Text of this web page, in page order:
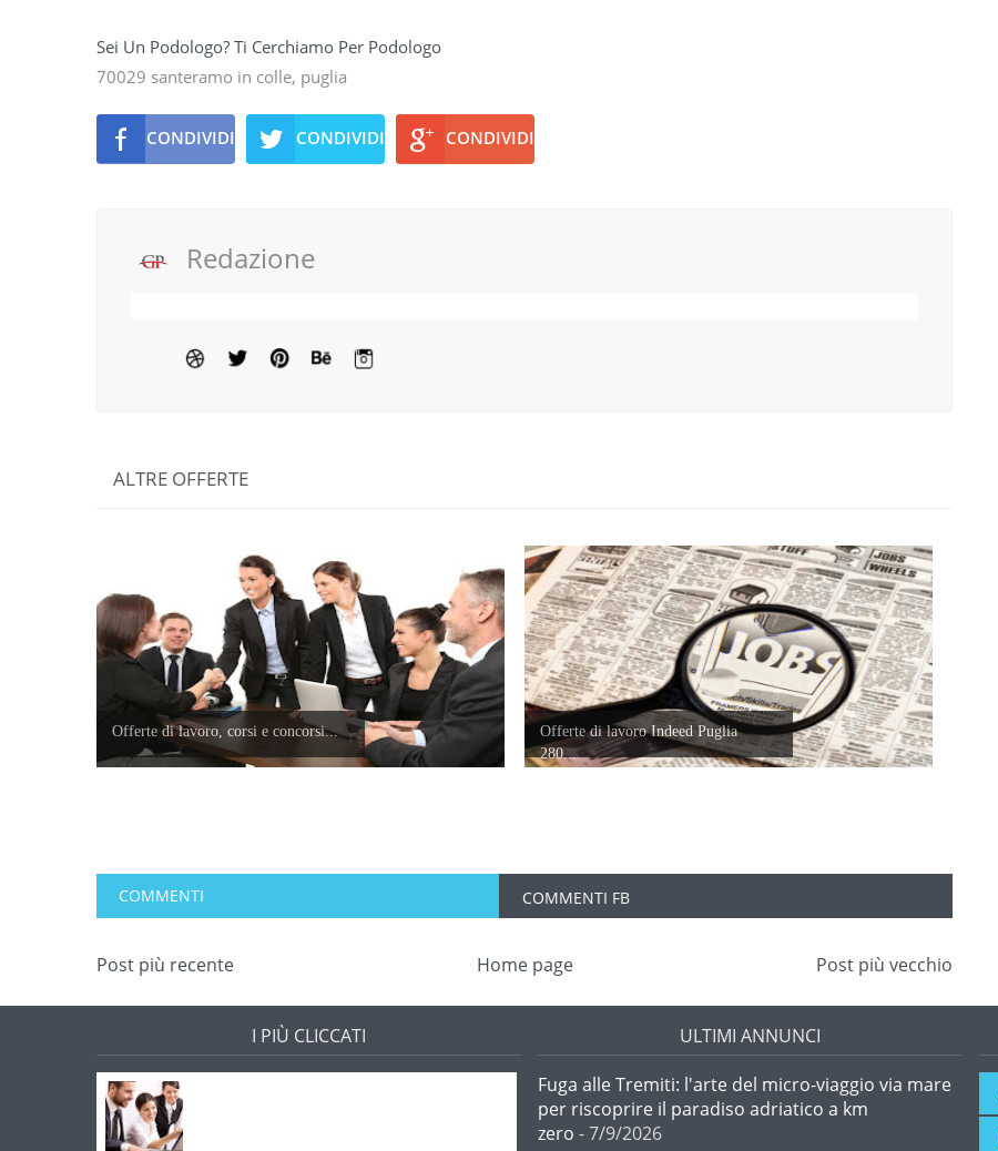
Sei Un Podologo? Ti Cerchiamo Per Podologo
70029 santeramo in colle, puglia
CONDIVIDI CONDIVIDI CONDIVIDI
Redazione
ALTRE OFFERTE
Offerte di lavoro, corsi e concorsi...
Offerte di lavoro Indeed Puglia
280...
COMMENTI COMMENTI FB
Post più recente Post più vecchio
Home page
I PIÙ CLICCATI
ULTIMI ANNUNCI
Fuga alle Tremiti: l'arte del micro-viaggio via mare
per riscoprire il paradiso adriatico a km
zero - 7/9/2026